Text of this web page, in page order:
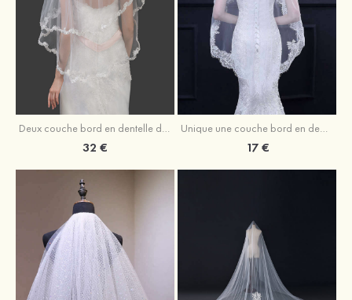
Deux couche bord en dentelle délicat tulle voile de mariée longueur bout des doigts
32 €
Unique une couche bord en dentelle tulle voile de mariée longueur bout des doigts
17 €